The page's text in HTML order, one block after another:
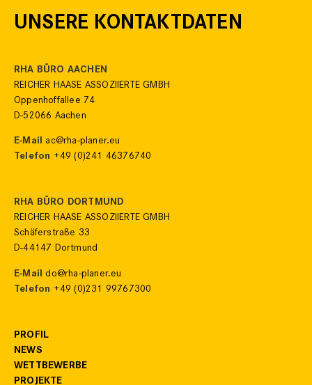
UNSERE KONTAKTDATEN
RHA BÜRO AACHEN
REICHER HAASE ASSOZIIERTE GMBH
Oppenhoffallee 74
D-52066 Aachen
E-Mail ac@rha-planer.eu
Telefon +49 (0)241 46376740
RHA BÜRO DORTMUND
REICHER HAASE ASSOZIIERTE GMBH
Schäferstraße 33
D-44147 Dortmund
E-Mail do@rha-planer.eu
Telefon +49 (0)231 99767300
PROFIL
NEWS
WETTBEWERBE
PROJEKTE